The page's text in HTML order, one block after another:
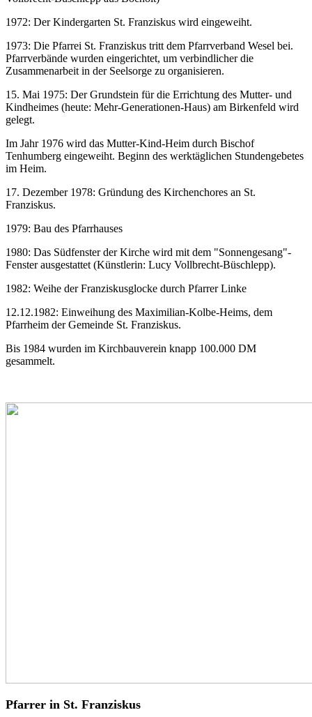
1972: Der Kindergarten St. Franziskus wird eingeweiht.
1973: Die Pfarrei St. Franziskus tritt dem Pfarrverband Wesel bei.
Pfarrverbände wurden eingerichtet, um verbindlicher die
Zusammenarbeit in der Seelsorge zu organisieren.
15. Mai 1975: Der Grundstein für die Errichtung des Mutter- und
Kindheimes (heute: Mehr-Generationen-Haus) am Birkenfeld wird
gelegt.
Im Jahr 1976 wird das Mutter-Kind-Heim durch Bischof
Tenhumberg eingeweiht. Beginn des werktäglichen Stundengebetes
im Heim.
17. Dezember 1978: Gründung des Kirchenchores an St.
Franziskus.
1979: Bau des Pfarrhauses
1980: Das Südfenster der Kirche wird mit dem "Sonnengesang"-
Fenster ausgestattet (Künstlerin: Lucy Vollbrecht-Büschlepp).
1982: Weihe der Franziskusglocke durch Pfarrer Linke
12.12.1982: Einweihung des Maximilian-Kolbe-Heims, dem
Pfarrheim der Gemeinde St. Franziskus.
Bis 1984 wurden im Kirchbauverein knapp 100.000 DM
gesammelt.
Pfarrer in St. Franziskus